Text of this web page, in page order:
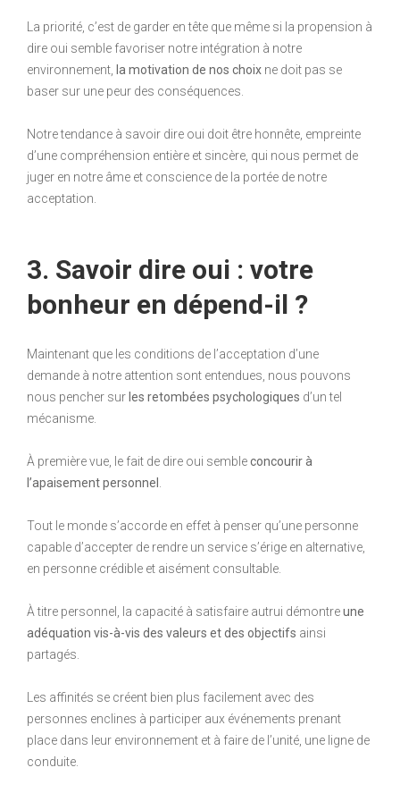
La priorité, c’est de garder en tête que même si la propension à
dire oui semble favoriser notre intégration à notre
environnement, la motivation de nos choix ne doit pas se
baser sur une peur des conséquences.
Notre tendance à savoir dire oui doit être honnête, empreinte
d’une compréhension entière et sincère, qui nous permet de
juger en notre âme et conscience de la portée de notre
acceptation.
3. Savoir dire oui : votre
bonheur en dépend-il ?
Maintenant que les conditions de l’acceptation d’une
demande à notre attention sont entendues, nous pouvons
nous pencher sur les retombées psychologiques d’un tel
mécanisme.
À première vue, le fait de dire oui sembleconcourir à
l’apaisement personnel
Tout le monde s’accorde en effet à penser qu’une personne
capable d’accepter de rendre un service s’érige en alternative,
en personne crédible et aisément consultable.
À titre personnel, la capacité à satisfaire autrui démontreune
adéquation vis-à-vis des valeurs et des objectifs ainsi
partagés.
Les affinités se créent bien plus facilement avec des
personnes enclines à participer aux événements prenant
place dans leur environnement et à faire de l’unité, une ligne de
conduite.